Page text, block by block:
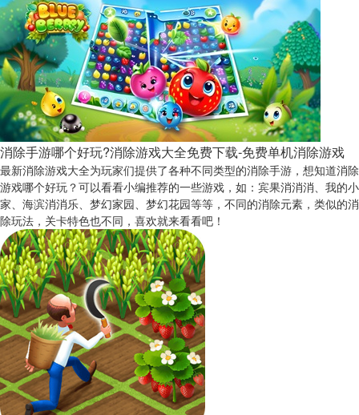
消除手游哪个好玩?消除游戏大全免费下载-免费单机消除游戏
最新消除游戏大全为玩家们提供了各种不同类型的消除手游，想知道消除
游戏哪个好玩？可以看看小编推荐的一些游戏，如：宾果消消消、我的小
家、海滨消消乐、梦幻家园、梦幻花园等等，不同的消除元素，类似的消
除玩法，关卡特色也不同，喜欢就来看看吧！